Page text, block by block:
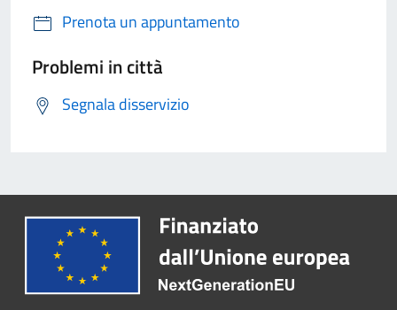
Prenota un appuntamento
Problemi in città
Segnala disservizio